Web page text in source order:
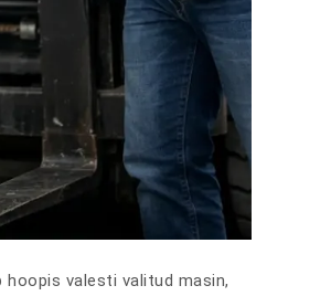
valesti valitud masin,